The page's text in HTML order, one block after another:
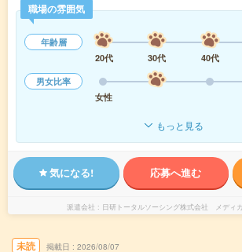
職場の雰囲気
年齢層
20代
30代 40代
男女比率
女性
もっと見る
気になる! 応募へ進む
派遣会社 日研トータルソーシング株式会社 メディ
未読 掲載日 2026/08/07